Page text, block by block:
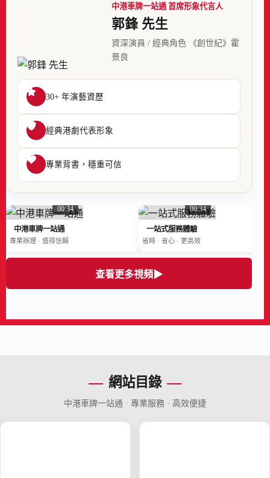
中港車牌一站通 首席形象代言人
郭鋒 先生
資深演員 / 經典角色 《創世紀》霍
景良
30+ 年演藝資歷
經典港劇代表形象
專業背書，穩重可信
00:34
中港車牌一站通
專業辦理 · 值得信賴
00:34
一站式服務體驗
省時 · 省心 · 更高效
00:34
查看更多視頻 ▶
網站目錄
中港車牌一站通 · 專業服務 · 高效便捷